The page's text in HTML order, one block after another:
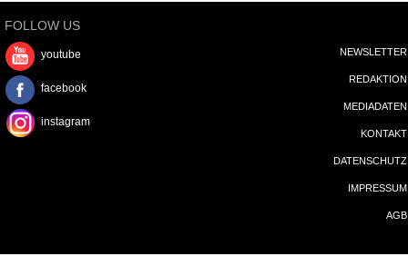
FOLLOW US
youtube
facebook
instagram
NEWSLETTER
REDAKTION
MEDIADATEN
KONTAKT
DATENSCHUTZ
IMPRESSUM
AGB